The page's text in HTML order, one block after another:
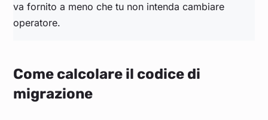
va fornito a meno che tu non intenda cambiare
operatore.
Come calcolare il codice di
migrazione